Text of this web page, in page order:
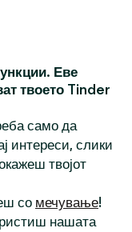
Еве
твоето Tinder
само да
интереси, слики
твојот
со мечување!
нашата